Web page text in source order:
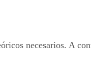
necesarios. A